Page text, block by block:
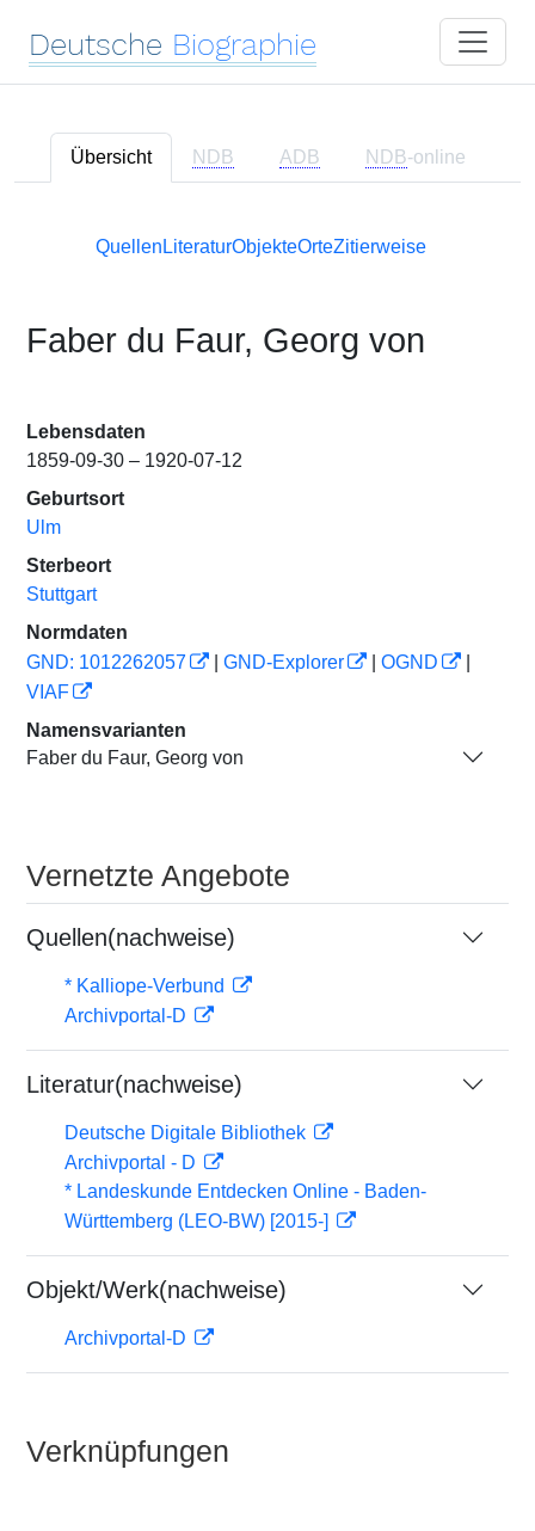
Deutsche Biographie
Übersicht NDB ADB NDB-online
Quellen LiteraturObjekteOrteZitierweise
Faber du Faur, Georg von
Lebensdaten
1859-09-30 – 1920-07-12
Geburtsort
Ulm
Sterbeort
Stuttgart
Normdaten
GND: 1012262057
GND-Explorer OGND
VIAF
Namensvarianten
Faber du Faur, Georg von
Vernetzte Angebote
Quellen(nachweise)
* Kalliope-Verbund
Archivportal-D
Literatur(nachweise)
Deutsche Digitale Bibliothek
Archivportal - D
* Landeskunde Entdecken Online - Baden-
Württemberg (LEO-BW) [2015-]
Objekt/Werk(nachweise)
Archivportal-D
Verknüpfungen